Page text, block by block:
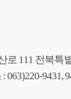
로 111 전북특
063)220-9431,